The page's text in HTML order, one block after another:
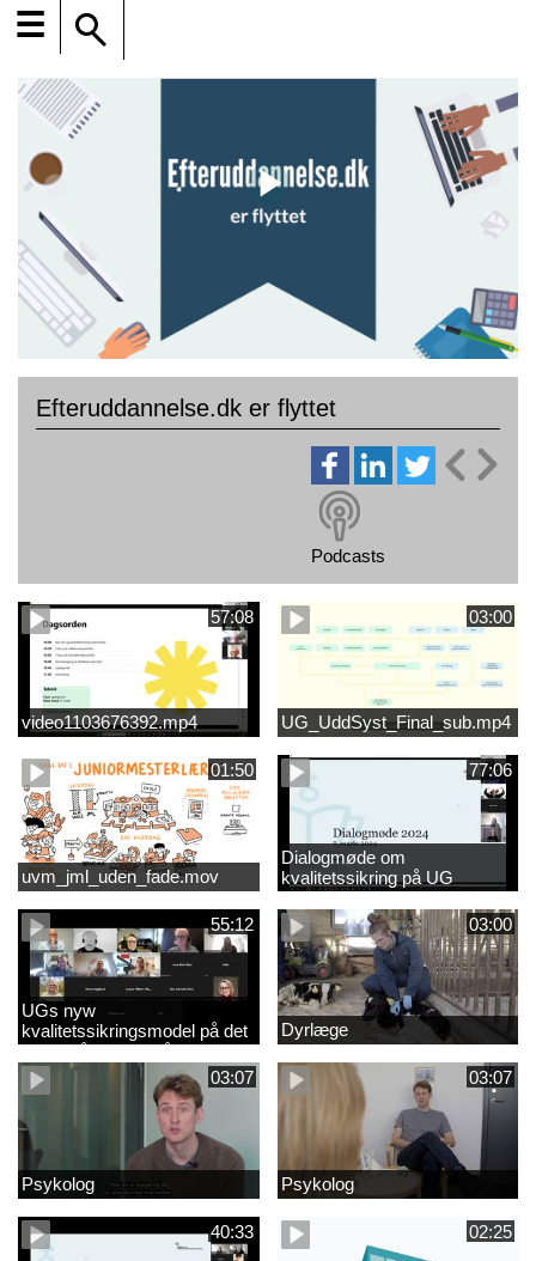
☰
Efteruddannelse.dk er flyttet
Podcasts
57:08
video1103676392.mp4
03:00
UG_UddSyst_Final_sub.mp4
01:50
uvm_jml_uden_fade.mov
77:06
Dialogmøde om
kvalitetssikring på UG
55:12
UGs nyw
kvalitetssikringsmodel på det
videregående område
03:00
Dyrlæge
03:07
Psykolog
03:07
Psykolog
40:33 02:25